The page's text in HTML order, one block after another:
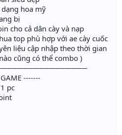
hoa mỹ
bị
cho cả dân cày và nạp
top phù hợp với ae cày cuốc
liệu cập nhập theo thời gian
cũng có thể combo )
-------
pc